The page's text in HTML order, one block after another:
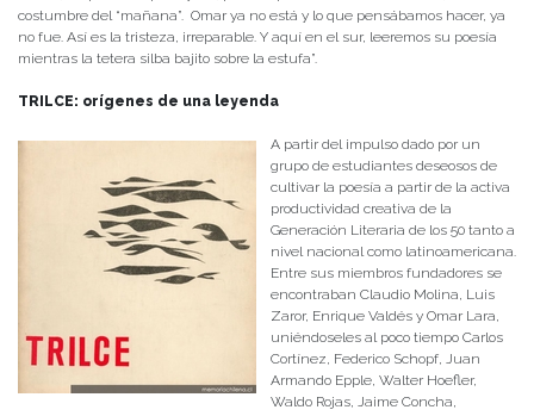
costumbre del “mañana”. Omar ya no está y lo que pensábamos hacer, ya
no fue. Así es la tristeza, irreparable. Y aquí en el sur, leeremos su poesía
mientras la tetera silba bajito sobre la estufa”.
TRILCE: orígenes de una leyenda
A partir del impulso dado por un
grupo de estudiantes deseosos de
cultivar la poesía a partir de la activa
productividad creativa de la
Generación Literaria de los 50 tanto a
nivel nacional como latinoamericana.
Entre sus miembros fundadores se
encontraban Claudio Molina, Luis
Zaror, Enrique Valdés y Omar Lara,
uniéndoseles al poco tiempo Carlos
Cortínez, Federico Schopf, Juan
Armando Epple, Walter Hoefler,
Waldo Rojas, Jaime Concha,